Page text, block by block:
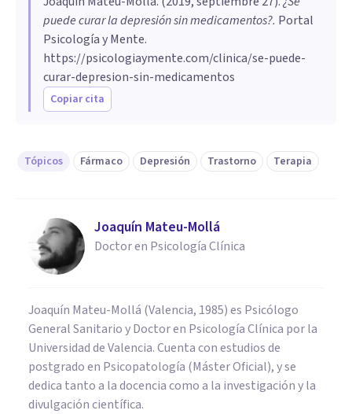
puede curar la depresión sin medicamentos?. Portal
Psicología y Mente.
https://psicologiaymente.com/clinica/se-puede-
curar-depresion-sin-medicamentos
Copiar cita
Tópicos Fármaco Depresión Trastorno Terapia
Joaquín Mateu-Mollá
Doctor en Psicología Clínica
Joaquín Mateu-Mollá (Valencia, 1985) es Psicólogo
General Sanitario y Doctor en Psicología Clínica por la
Universidad de Valencia. Cuenta con estudios de
postgrado en Psicopatología (Máster Oficial), y se
dedica tanto a la docencia como a la investigación y la
divulgación científica.